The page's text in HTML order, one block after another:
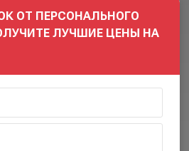
ОТ ПЕРСОНАЛЬНОГО
ЛУЧШИЕ ЦЕНЫ НА